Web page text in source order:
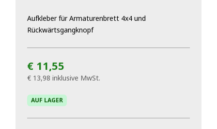
Aufkleber für Armaturenbrett 4x4 und
Rückwärtsgangknopf
€ 11,55
€ 13,98 inklusive MwSt.
AUF LAGER